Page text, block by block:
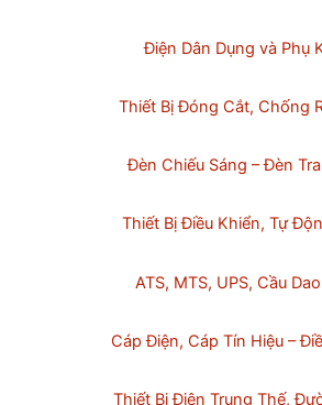
Điện Dân Dụng và Phụ
Thiết Bị Đóng Cắt, Chống
Đèn Chiếu Sáng – Đèn
Thiết Bị Điều Khiển, Tự
ATS, MTS, UPS, Cầu
Cáp Điện, Cáp Tín Hiệu –
Thiết Bị Điện Trung Thế,